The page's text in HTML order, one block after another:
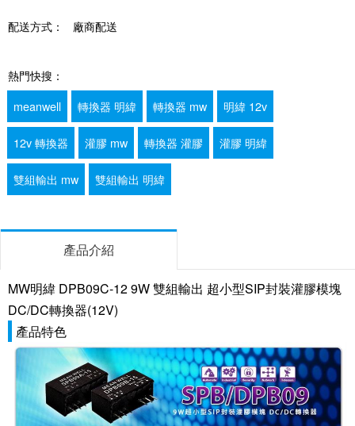
配送方式： 廠商配送
熱門快搜：
meanwell
轉換器 明緯 轉換器 mw 明緯 12v
12v 轉換器 灌膠 mw 轉換器 灌膠 灌膠 明緯
雙組輸出 mw 雙組輸出 明緯
產品介紹
MW明緯 DPB09C-12 9W 雙組輸出 超小型SIP封裝灌膠模塊
DC/DC轉換器(12V)
產品特色